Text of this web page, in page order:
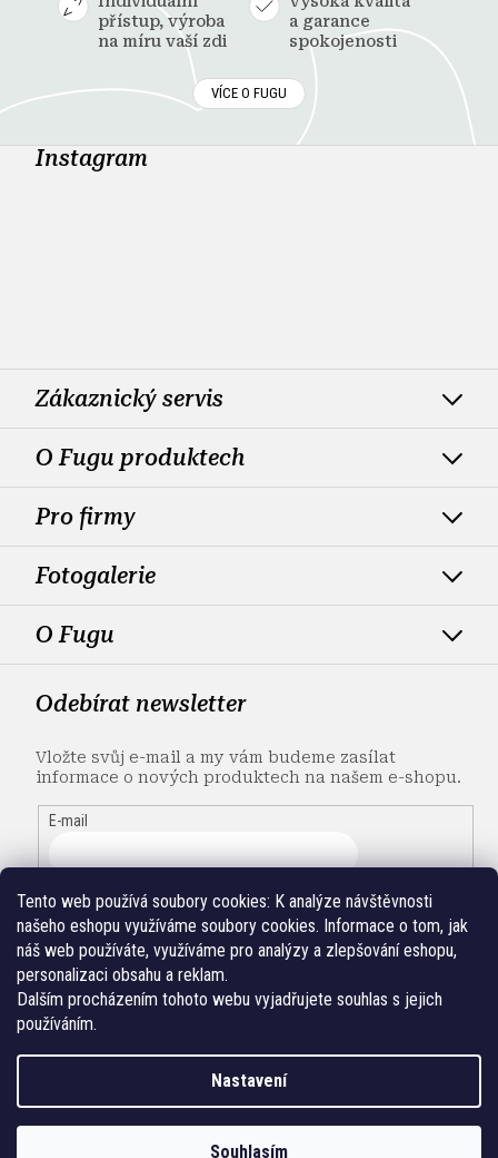
Tento web používá soubory cookies: K analýze návštěvnosti
našeho eshopu využíváme soubory cookies. Informace o tom, jak
náš web používáte, využíváme pro analýzy a zlepšování eshopu,
personalizaci obsahu a reklam.
Dalším procházením tohoto webu vyjadřujete souhlas s jejich
používáním.
Nastavení
Souhlasím
přístup, výroba
na míru vaší zdi
a garance
spokojenosti
VÍCE O FUGU
Instagram
Zákaznický servis
O Fugu produktech
Pro firmy
Fotogalerie
O Fugu
Odebírat newsletter
Vložte svůj e-mail a my vám budeme zasílat
informace o nových produktech na našem e-shopu.
E-mail
Vytvořil Shoptet